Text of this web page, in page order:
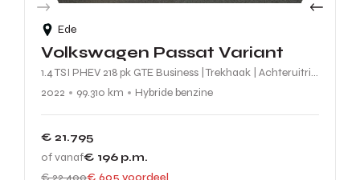
Ede
Volkswagen Passat Variant
1.4 TSI PHEV 218 pk GTE Business | Trekhaak | Achteruitrijcamera | Massagestoel | Adaptive Cruise | Keyless Entry | Stoelverwarming
2022
99.310 km Hybride benzine
€ 21.795
of vanaf€ 196 p.m.